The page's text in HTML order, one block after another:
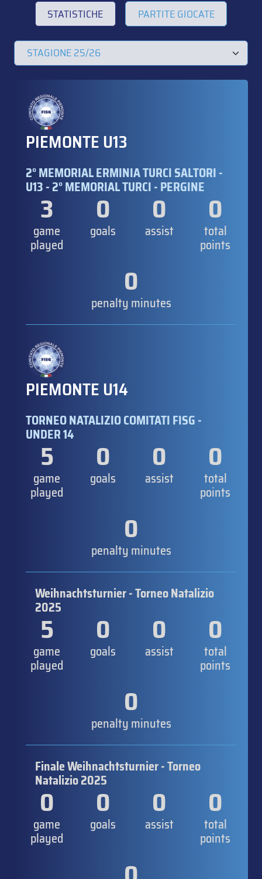
STATISTICHE PARTITE GIOCATE
PIEMONTE U13
2° MEMORIAL ERMINIA TURCI SALTORI -
U13 - 2° MEMORIAL TURCI - PERGINE
3
game
played
0
goals
0
assist
0
total
points
0
penalty minutes
PIEMONTE U14
TORNEO NATALIZIO COMITATI FISG -
UNDER 14
5
game
played
0
goals
0
assist
0
total
points
0
penalty minutes
Weihnachtsturnier - Torneo Natalizio
2025
5
game
played
0
goals
0
assist
0
total
points
0
penalty minutes
Finale Weihnachtsturnier - Torneo
Natalizio 2025
0
game
played
0
goals
0
assist
0
total
points